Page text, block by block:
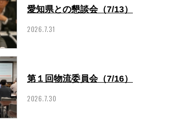
愛知県との懇談会（7/13）
2026.7.31
第１回物流委員会（7/16）
2026.7.30